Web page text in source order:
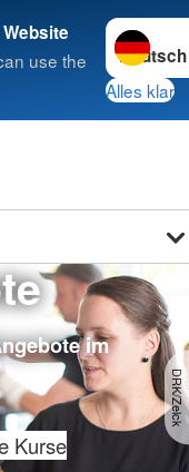
use the
Sprache
Alles klar
DRK/Zelck
im
Kurse